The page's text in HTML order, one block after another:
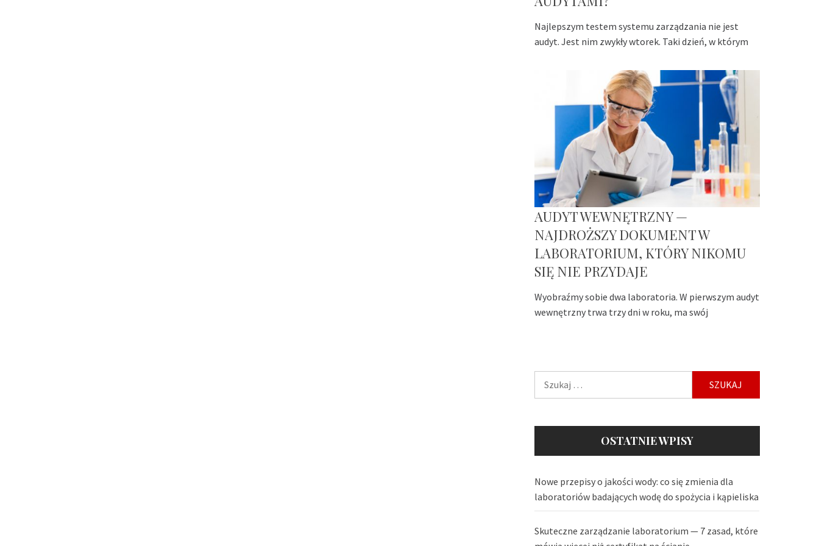
Najlepszym testem systemu zarządzania nie jest
audyt. Jest nim zwykły wtorek. Taki dzień, w którym
AUDYT WEWNĘTRZNY —
NAJDROŻSZY DOKUMENT W
LABORATORIUM, KTÓRY NIKOMU
SIĘ NIE PRZYDAJE
Wyobraźmy sobie dwa laboratoria. W pierwszym audyt
wewnętrzny trwa trzy dni w roku, ma swój
OSTATNIE WPISY
Nowe przepisy o jakości wody: co się zmienia dla
laboratoriów badających wodę do spożycia i kąpieliska
Skuteczne zarządzanie laboratorium — 7 zasad, które